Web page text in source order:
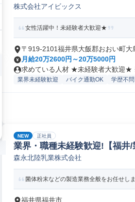
株式会社アイビックス
女性活躍中！未経験者大歓迎★
〒919-2101福井県大飯郡おおい町大
月給20万2600円～20万5000円
求めている人材 ★未経験者大歓迎★
業界未経験歓迎 バイク通勤OK 学歴不問
NEW 正社員
業界・職種未経験歓迎!【福井
ペレーター/ラインマネージャ
森永北陸乳業株式会社
菌体粉末などの製造業務全般をお任せし
福井県福井市